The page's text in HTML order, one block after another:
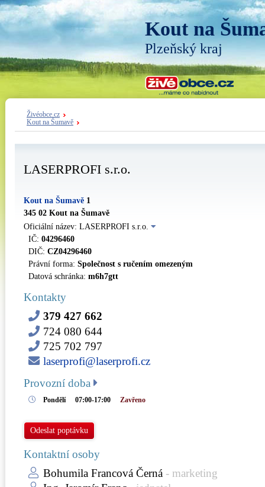
Kout na
Plzeňský kraj
Živéobce.cz
Kout na Šumavě
LASERPROFI s.r.o.
Kout na Šumavě 1
345 02 Kout na Šumavě
Oficiální název: LASERPROFI s.r.o.
IČ: 04296460
DIČ: CZ04296460
Právní forma: Společnost s ručením omezeným
Datová schránka: m6h7gtt
Kontakty
379 427 662
724 080 644
725 702 797
laserprofi@laserprofi.cz
Provozní doba
Pondělí 07:00-17:00 Zavřeno
Odeslat poptávku
Kontaktní osoby
Bohumila Francová Černá - marketing